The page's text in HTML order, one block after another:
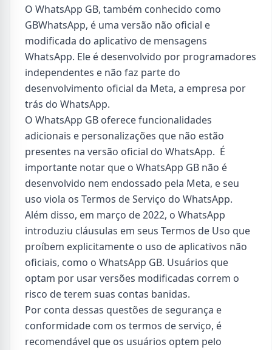
O WhatsApp GB, também conhecido como
GBWhatsApp, é uma versão não oficial e
modificada do aplicativo de mensagens
WhatsApp. Ele é desenvolvido por programadores
independentes e não faz parte do
desenvolvimento oficial da Meta, a empresa por
trás do WhatsApp.
O WhatsApp GB oferece funcionalidades
adicionais e personalizações que não estão
presentes na versão oficial do WhatsApp. É
importante notar que o WhatsApp GB não é
desenvolvido nem endossado pela Meta, e seu
uso viola os Termos de Serviço do WhatsApp.
Além disso, em março de 2022, o WhatsApp
introduziu cláusulas em seus Termos de Uso que
proíbem explicitamente o uso de aplicativos não
oficiais, como o WhatsApp GB. Usuários que
optam por usar versões modificadas correm o
risco de terem suas contas banidas.
Por conta dessas questões de segurança e
conformidade com os termos de serviço, é
recomendável que os usuários optem pelo